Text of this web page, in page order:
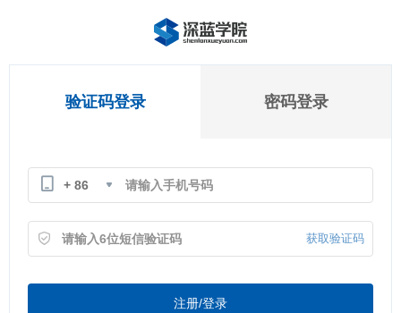
验证码登录 密码登录
+ 86
获取验证码
注册/登录